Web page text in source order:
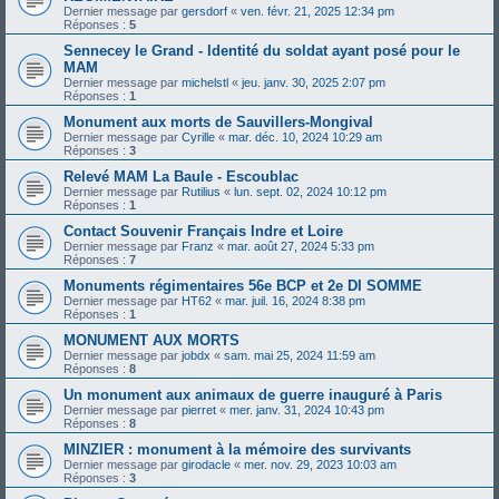
Dernier message par gersdorf « ven. févr. 21, 2025 12:34 pm
Réponses : 5
Sennecey le Grand - Identité du soldat ayant posé pour le
MAM
Dernier message par michelstl « jeu. janv. 30, 2025 2:07 pm
Réponses : 1
Monument aux morts de Sauvillers-Mongival
Dernier message par Cyrille « mar. déc. 10, 2024 10:29 am
Réponses : 3
Relevé MAM La Baule - Escoublac
Dernier message par Rutilius « lun. sept. 02, 2024 10:12 pm
Réponses : 1
Contact Souvenir Français Indre et Loire
Dernier message par Franz « mar. août 27, 2024 5:33 pm
Réponses : 7
Monuments régimentaires 56e BCP et 2e DI SOMME
Dernier message par HT62 « mar. juil. 16, 2024 8:38 pm
Réponses : 1
MONUMENT AUX MORTS
Dernier message par jobdx « sam. mai 25, 2024 11:59 am
Réponses : 8
Un monument aux animaux de guerre inauguré à Paris
Dernier message par pierret « mer. janv. 31, 2024 10:43 pm
Réponses : 8
MINZIER : monument à la mémoire des survivants
Dernier message par girodacle « mer. nov. 29, 2023 10:03 am
Réponses : 3